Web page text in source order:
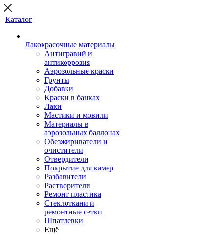
Каталог
Лакокрасочные материалы
Антигравий и
антикоррозия
Аэрозольные краски
Грунты
Добавки
Краски в банках
Лаки
Мастики и мовили
Материалы в
аэрозольных баллонах
Обезжириватели и
очистители
Отвердители
Покрытие для камер
Разбавители
Растворители
Ремонт пластика
Стеклоткани и
ремонтные сетки
Шпатлевки
Ещё